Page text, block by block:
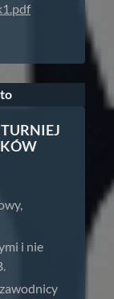
i nie